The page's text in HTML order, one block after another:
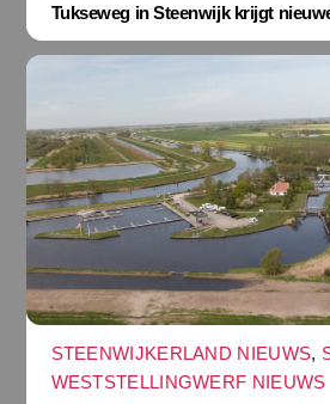
Tukseweg in Steenwijk krijgt
STEENWIJKERLAND NIEUWS,
WESTSTELLINGWERF NIEUWS